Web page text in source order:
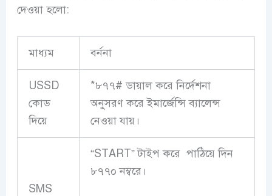
দেওয়া হলো:
মাধ্যম বর্ননা
USSD
কোড
দিয়ে
*৮৭৭# ডায়াল করে নির্দেশনা
অনুসরণ করে ইমার্জেন্সি ব্যালেন্স
নেওয়া যায়।
SMS
“START” টাইপ করে পাঠিয়ে দিন
৮৭৭০ নম্বরে।